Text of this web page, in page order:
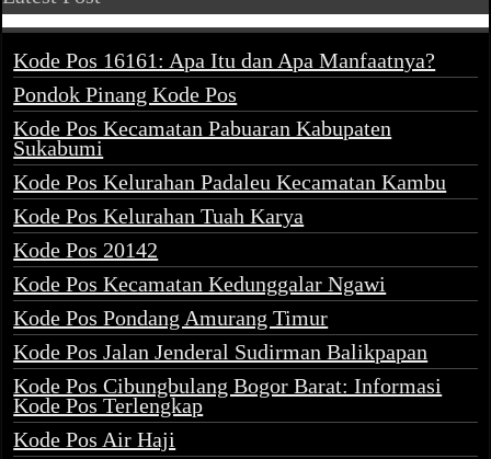
Kode Pos 16161: Apa Itu dan Apa Manfaatnya?
Pondok Pinang Kode Pos
Kode Pos Kecamatan Pabuaran Kabupaten
Sukabumi
Kode Pos Kelurahan Padaleu Kecamatan Kambu
Kode Pos Kelurahan Tuah Karya
Kode Pos 20142
Kode Pos Kecamatan Kedunggalar Ngawi
Kode Pos Pondang Amurang Timur
Kode Pos Jalan Jenderal Sudirman Balikpapan
Kode Pos Cibungbulang Bogor Barat: Informasi
Kode Pos Terlengkap
Kode Pos Air Haji